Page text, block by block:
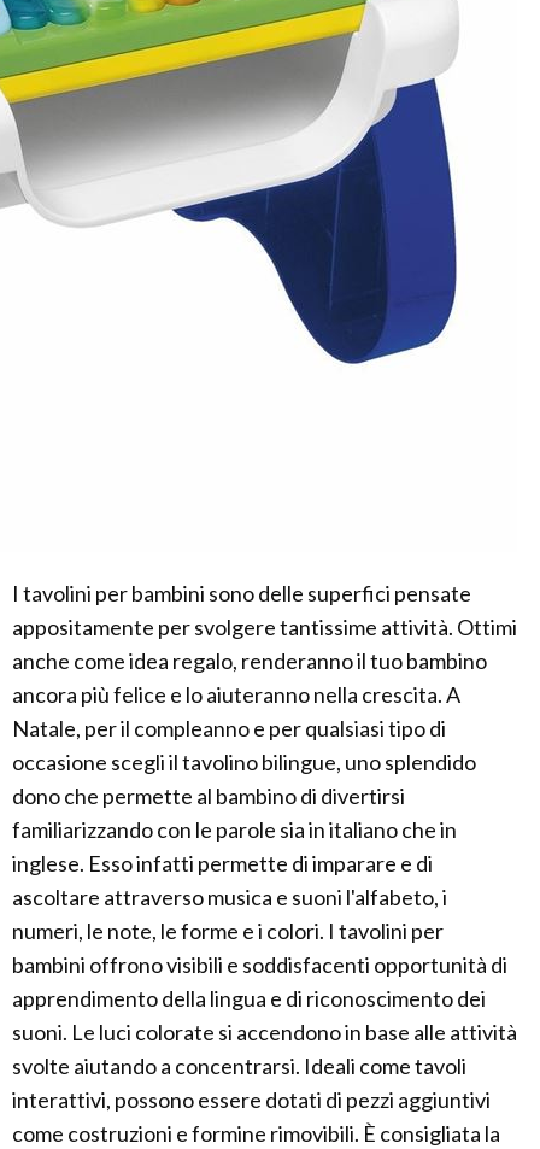
I tavolini per bambini sono delle superfici pensate
appositamente per svolgere tantissime attività. Ottimi
anche come idea regalo, renderanno il tuo bambino
ancora più felice e lo aiuteranno nella crescita. A
Natale, per il compleanno e per qualsiasi tipo di
occasione scegli il tavolino bilingue, uno splendido
dono che permette al bambino di divertirsi
familiarizzando con le parole sia in italiano che in
inglese. Esso infatti permette di imparare e di
ascoltare attraverso musica e suoni l'alfabeto, i
numeri, le note, le forme e i colori. I tavolini per
bambini offrono visibili e soddisfacenti opportunità di
apprendimento della lingua e di riconoscimento dei
suoni. Le luci colorate si accendono in base alle attività
svolte aiutando a concentrarsi. Ideali come tavoli
interattivi, possono essere dotati di pezzi aggiuntivi
come costruzioni e formine rimovibili. È consigliata la